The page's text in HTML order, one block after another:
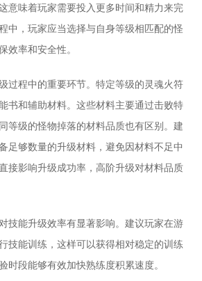
意味着玩家需要投入更多时间和精力来完
中，玩家应当选择与自身等级相匹配的怪
效率和安全性。
过程中的重要环节。特定等级的灵魂火符
书和辅助材料。这些材料主要通过击败特
等级的怪物掉落的材料品质也有区别。建
足够数量的升级材料，避免因材料不足中
接影响升级成功率，高阶升级对材料品质
技能升级效率有显著影响。建议玩家在游
技能训练，这样可以获得相对稳定的训练
时段能够有效加快熟练度积累速度。